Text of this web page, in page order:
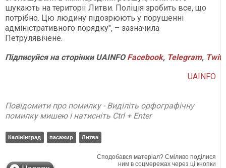
шукають на території Литви. Поліція зробить все, що
потрібно. Цю людину підозрюють у порушенні
адміністративного порядку", – зазначила
Петрулявічене.
ПідписуйсянасторінкиUAINFO Facebook, Telegram,
UAINFO
Повідомити про помилку - Виділіть орфографічну
помилку мишею і натисніть Ctrl + Enter
Калінінград пасажир Литва
Сподобався матеріал? Сміливо поділися
ним в соцмережах через ці кнопки